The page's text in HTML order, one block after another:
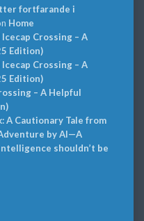
fortfarande i
Home
Crossing – A
Edition)
Crossing – A
Edition)
– A Helpful
A Cautionary Tale from
by AI—A
shouldn’t be